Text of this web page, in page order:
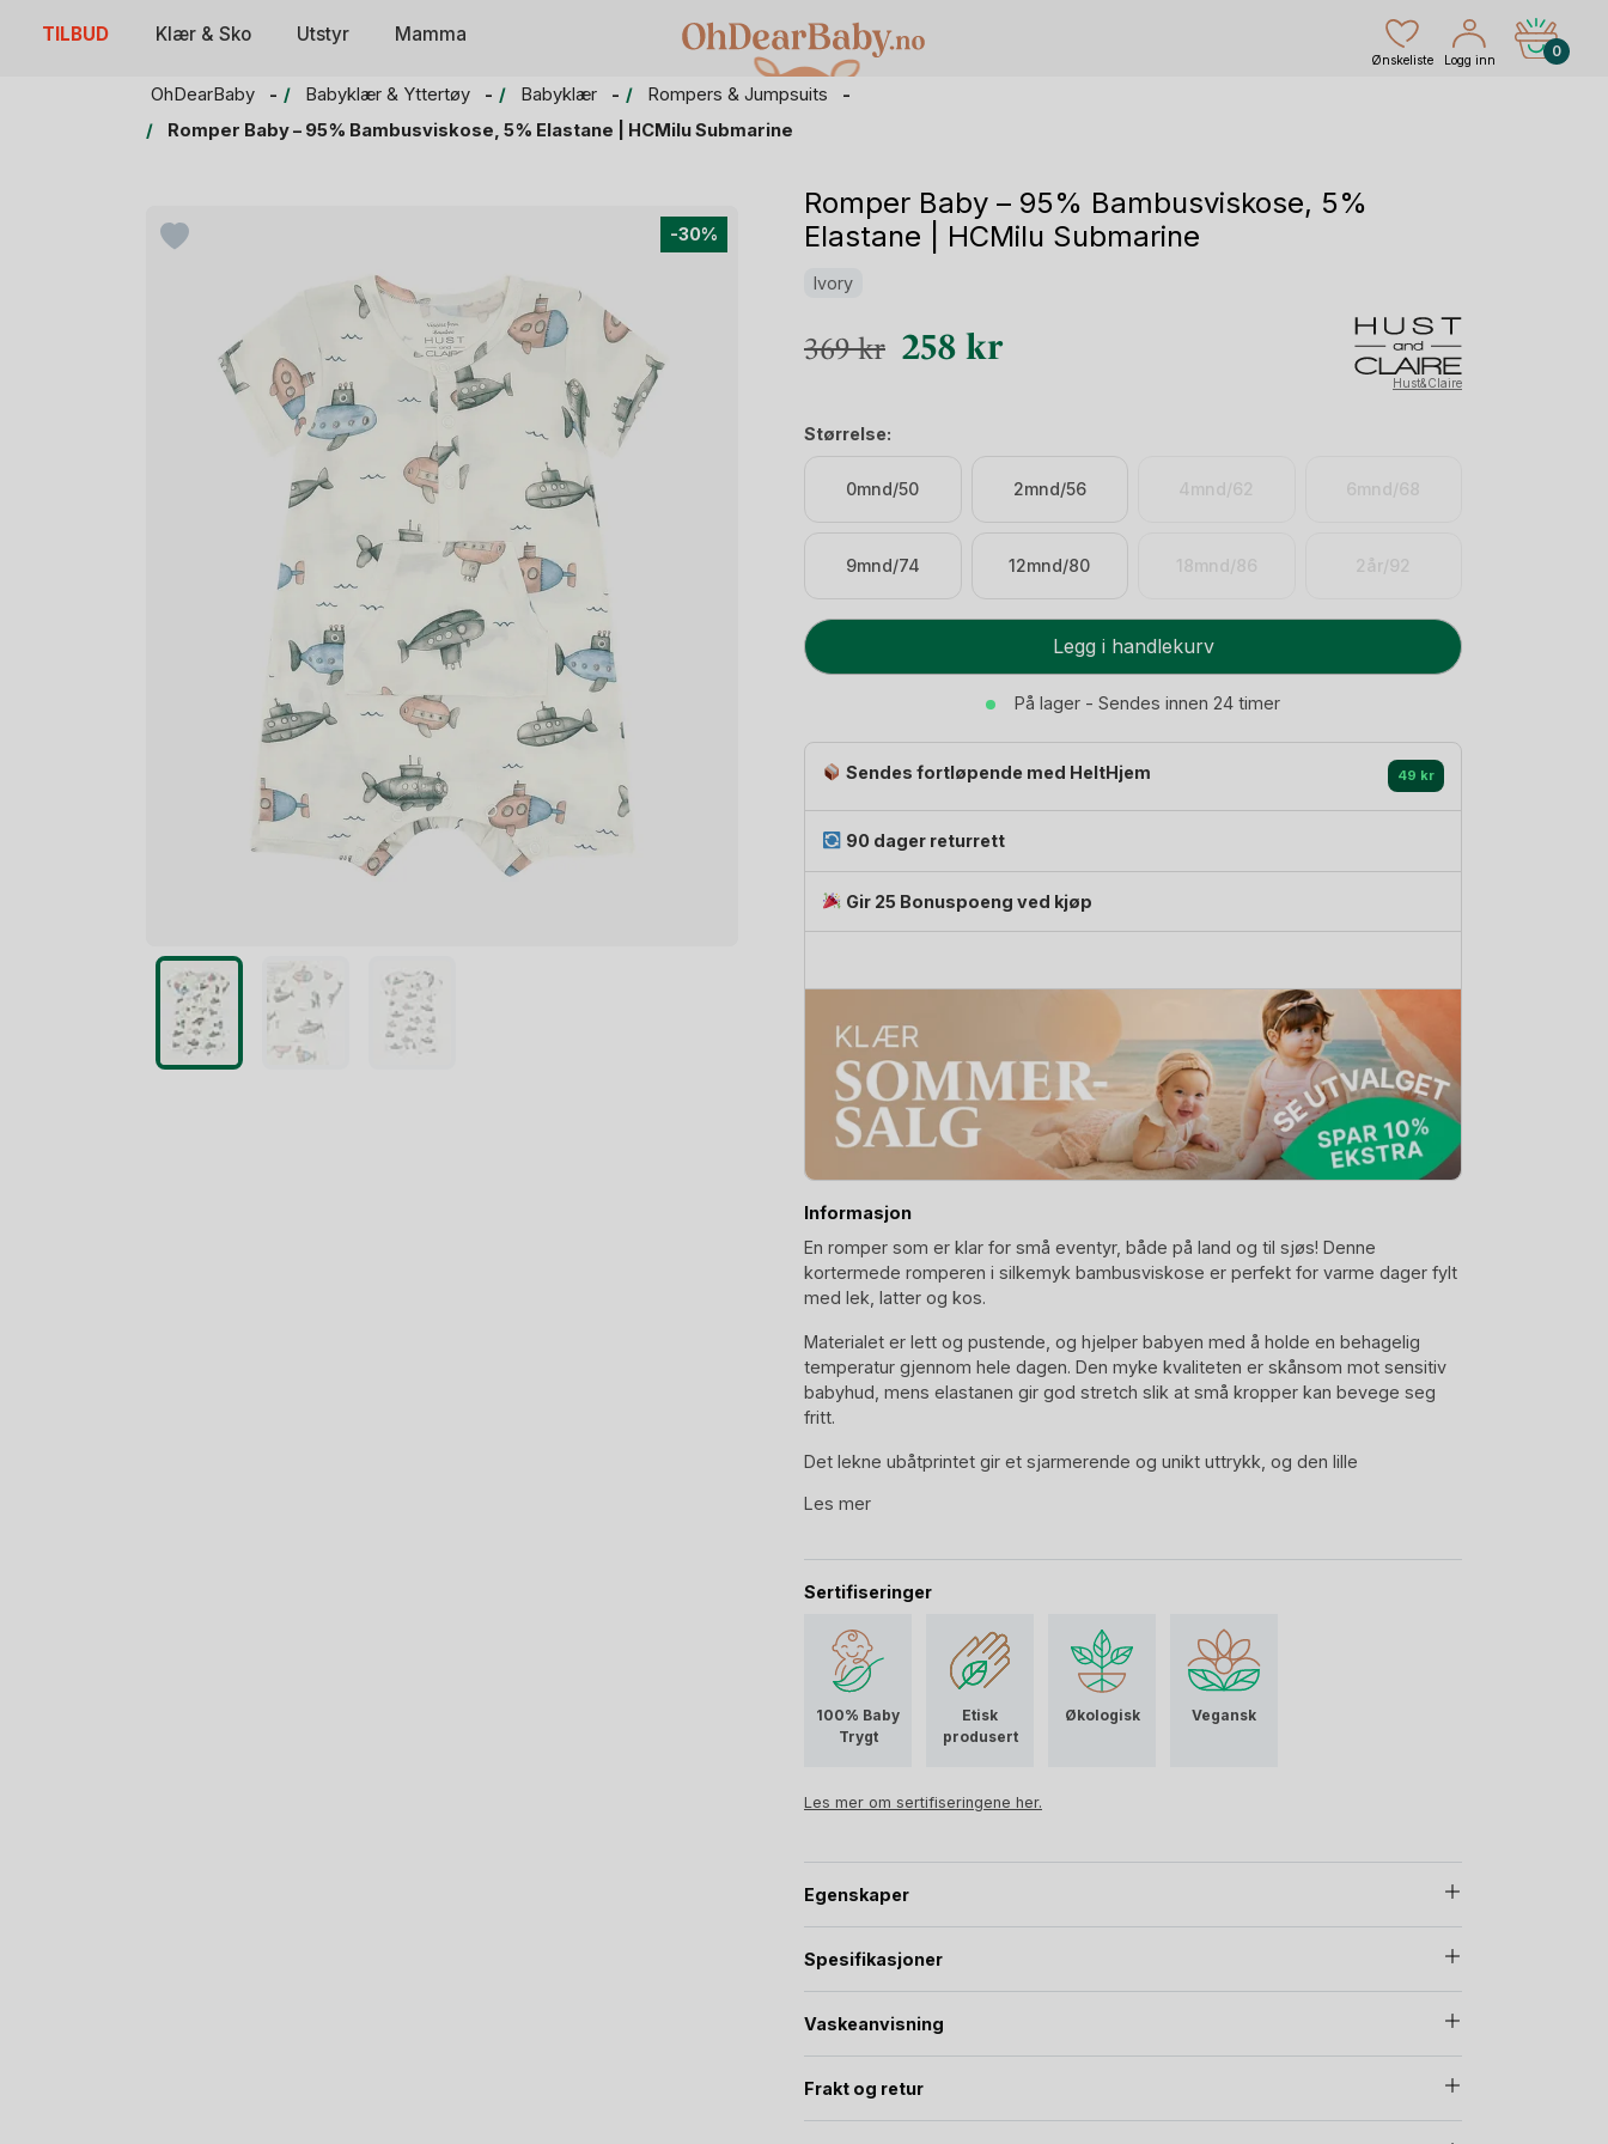
TILBUD Klær & Sko Utstyr Mamma
Ønskeliste Logg inn
0
OhDearBaby Babyklær & Yttertøy Babyklær
Rompers & Jumpsuits
Romper Baby – 95% Bambusviskose, 5% Elastane | HCMilu Submarine
-30%
Romper Baby – 95% Bambusviskose, 5%
Elastane | HCMilu Submarine
Ivory
369kr Opprinnelig
258krNåværende
Hust&Claire
Størrelse:
0mnd/50 2mnd/56 4mnd/62 6mnd/68
9mnd/74 12mnd/80 18mnd/86 2år/92
Romper
Baby
Bambusviskose,
5%
Submarine
Legg i handlekurv
På lager - Sendes innen 24 timer
Sendes fortløpende med HeltHjem 49 kr
90 dager returrett
Gir 25 Bonuspoeng ved kjøp
Informasjon
En romper som er klar for små eventyr, både på land og til sjøs! Denne
kortermede romperen i silkemyk bambusviskose er perfekt for varme dager fylt
med lek, latter og kos.
Materialet er lett og pustende, og hjelper babyen med å holde en behagelig
temperatur gjennom hele dagen. Den myke kvaliteten er skånsom mot sensitiv
babyhud, mens elastanen gir god stretch slik at små kropper kan bevege seg
fritt.
Det lekne ubåtprintet gir et sjarmerende og unikt uttrykk, og den lille
trykknapper nederst gjør av- og påkledning enkelt – akkurat slik
Perfekt gave til en liten sjøfarer, eller når du vil kombinere komfort, kvalitet og et
lekent design!
OEKO TEX 100 Sertifisert. Trygt tekstil fra miljøvennlig og etisk produksjon.
Les mer
Sertifiseringer
100% Baby
Trygt
Etisk
produsert
Økologisk Vegansk
Les mer om sertifiseringene her.
Egenskaper
Spesifikasjoner
Vaskeanvisning
Frakt og retur